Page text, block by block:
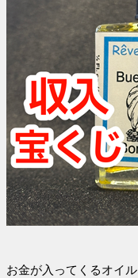
お金が入ってくるオイル